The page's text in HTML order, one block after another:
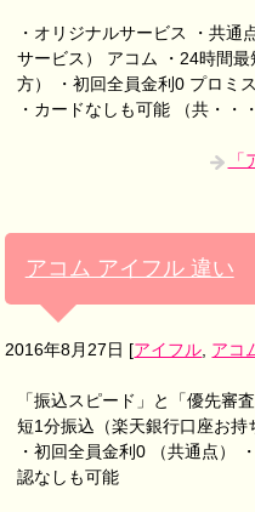
・オリジナルサービス ・共
サービス） アコム ・24時間
方） ・初回全員金利0 プロミ
・カードなしも可能 （共・・・
アコム アイフル 違い
2016年8月27日 [アイフル アコ
「振込スピード」と「優先審
短1分振込（楽天銀行口座お
・初回全員金利0 （共通点）
認なしも可能